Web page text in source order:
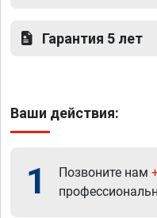
Гарантия 5 лет
Ваши действия:
1 Позвоните нам